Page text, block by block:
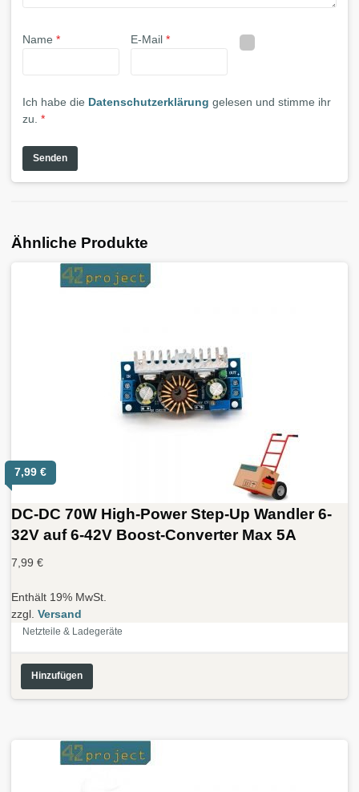
Name * E-Mail*
Ich habe die Datenschutzerklärung gelesen und stimme ihr
zu. *
Ähnliche Produkte
7,99 €
DC-DC 70W High-Power Step-Up Wandler 6-
32V auf 6-42V Boost-Converter Max 5A
7,99 €
Enthält 19% MwSt.
zzgl. Versand
Netzteile & Ladegeräte
Hinzufügen